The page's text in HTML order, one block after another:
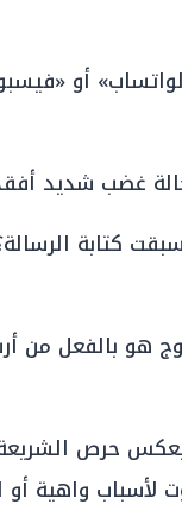
أو
غضب شديد
كتابة
هو بالفعل
حرص
لأسباب واهية